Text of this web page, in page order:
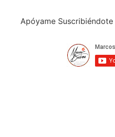
Apóyame